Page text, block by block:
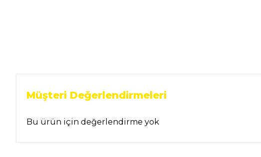
Müşteri Değerlendirmeleri
Bu ürün için değerlendirme yok